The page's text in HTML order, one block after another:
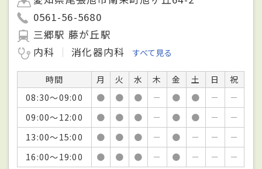
0561-56-5680
三郷駅 藤が丘駅
内科
消化器内科 すべて見る
時間 月 火 水 木 金 土 日
祝
08:30～09:00
● ● ● － ● ● －
－
09:00～12:00
● ● ● － ● ● －
－
13:00～15:00
● ● ● － ● － －
－
16:00～19:00
● ● ● － ● － －
－